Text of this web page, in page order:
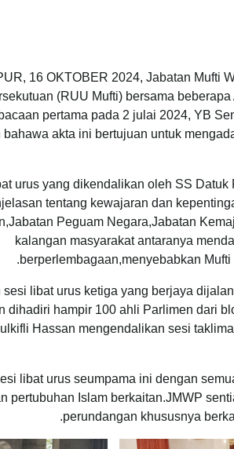
16 OKTOBER 2024, Jabatan Mufti
(RUU Mufti) bersama
pertama pada 2 julai 2024, YB
bahawa akta ini bertujuan untuk
urus yang dikendalikan oleh SS
tentang kewajaran dan
Peguam Negara,Jabatan
kalangan masyarakat antaranya
berperlembagaan,menyebabkan
sesi libat urus ketiga yang berjaya
dihadiri hampir 100 ahli Parlimen dari
Hassan mengendalikan sesi
libat urus seumpama ini dengan
pertubuhan Islam berkaitan.JMWP
perundangan khususnya